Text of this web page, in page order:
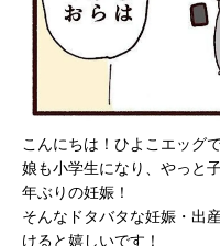
こんにちは！ひよこエッグで
娘も小学生になり、やっと
年ぶりの妊娠！
そんなドタバタな妊娠・出
けると嬉しいです！